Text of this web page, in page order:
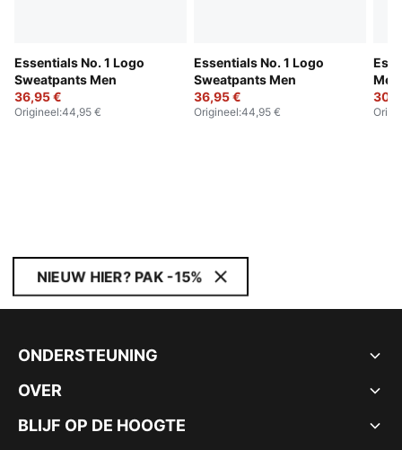
Essentials No. 1 Logo
Sweatpants Men
36,95 €
Origineel:44,95 €
Essentials No. 1 Logo
Sweatpants Men
36,95 €
Origineel:44,95 €
Men
NIEUW HIER? PAK -15%
ONDERSTEUNING
OVER
BLIJF OP DE HOOGTE